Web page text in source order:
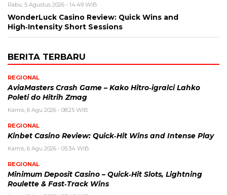
Rabu, 5 Agustus 2026 - 14:49 WIB
WonderLuck Casino Review: Quick Wins and
High‑Intensity Short Sessions
BERITA TERBARU
REGIONAL
AviaMasters Crash Game – Kako Hitro‑igralci Lahko
Poleti do Hitrih Zmag
Kamis, 6 Agu 2026 - 08:25 WIB
REGIONAL
Kinbet Casino Review: Quick‑Hit Wins and Intense Play
Kamis, 6 Agu 2026 - 05:34 WIB
REGIONAL
Minimum Deposit Casino – Quick‑Hit Slots, Lightning
Roulette & Fast‑Track Wins